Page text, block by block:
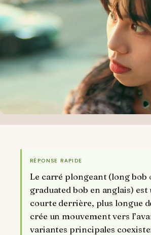
RÉPONSE RAPIDE
Le carré plongeant (long bob
graduated bob en anglais) est
courte derrière, plus longue
crée un mouvement vers
variantes principales